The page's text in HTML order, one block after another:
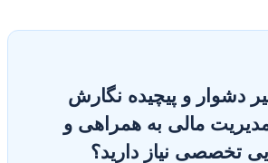
دشوار و پیچیده نگارش
مدیریت مالی به همراهی و
تخصصی نیاز دارید؟